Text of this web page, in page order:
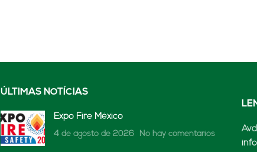
ÚLTIMAS NOTÍCIAS
Expo Fire México
4 de agosto de 2026 No hay comentarios